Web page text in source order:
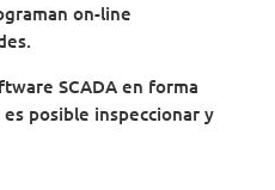
on-line
SCADA en forma
posible inspeccionar y